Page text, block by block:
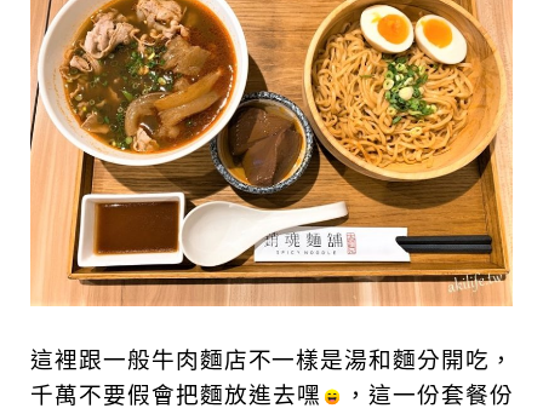
這裡跟一般牛肉麵店不一樣是湯和麵分開吃，
千萬不要假會把麵放進去嘿
，這一份套餐份